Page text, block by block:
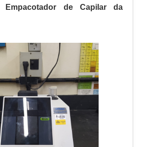
Empacotador de Capilar da